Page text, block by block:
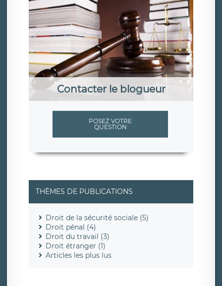
Contacter le blogueur
POSEZ VOTRE
QUESTION
THÈMES DE PUBLICATIONS
Droit de la sécurité sociale (5)
Droit pénal (4)
Droit du travail (3)
Droit étranger (1)
Articles les plus lus